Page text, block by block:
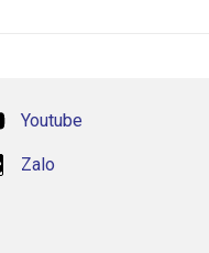
Youtube
Zalo